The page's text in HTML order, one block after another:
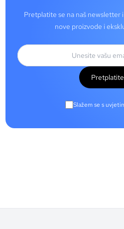
Pretplatite se na naš newsletter
nove proizvode i
Slažem se s